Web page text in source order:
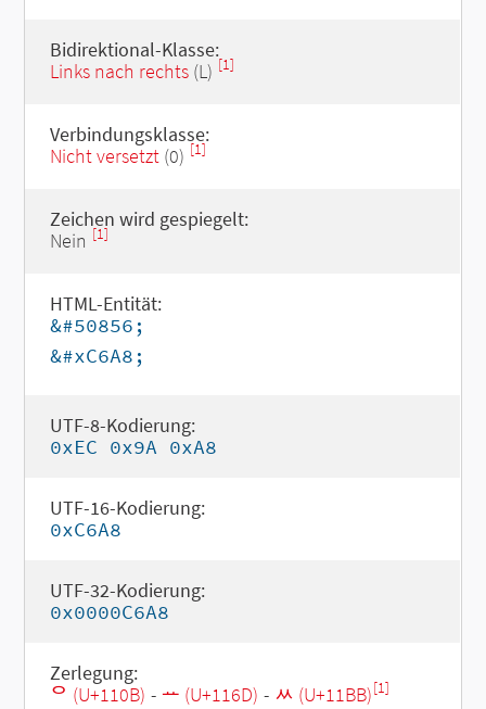
Bidirektional-Klasse:
Links nach rechts(L) [1]
Verbindungsklasse:
Nicht versetzt(0) [1]
Zeichen wird gespiegelt:
Nein [1]
HTML-Entität:
&#50856;
&#xC6A8;
UTF-8-Kodierung:
0xEC 0x9A 0xA8
UTF-16-Kodierung:
0xC6A8
UTF-32-Kodierung:
0x0000C6A8
Zerlegung:
ᄋ (U+110B) - ᅭ (U+116D) - ᆻ (U+11BB)[1]